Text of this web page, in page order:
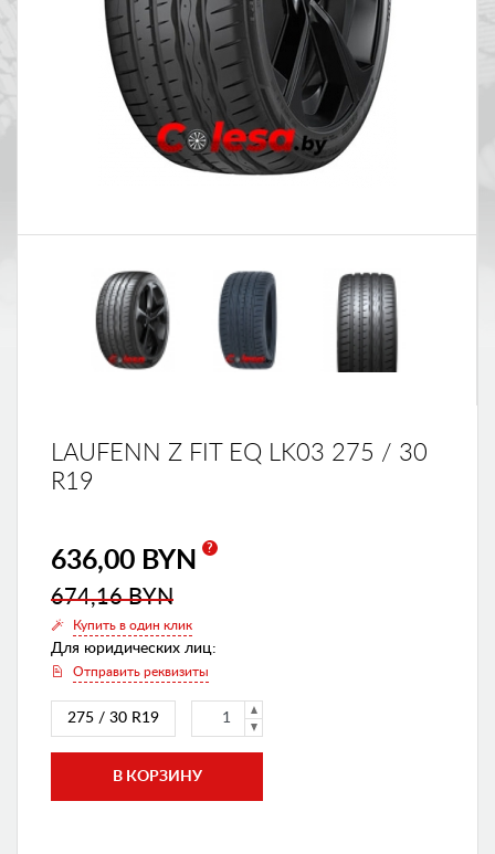
LAUFENN Z FIT EQ LK03 275 / 30
R19
636,00 BYN ?
674,16 BYN
Купить в один клик
Для юридических лиц:
Отправить реквизиты
275 / 30 R19